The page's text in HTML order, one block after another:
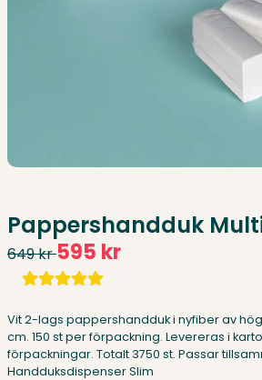
Pappershandduk
649 kr595 kr
Vit 2-lags pappershandduk i nyfiber av
cm. 150 st per förpackning. Levereras i
förpackningar. Totalt 3750 st. Passar
Handduksdispenser Slim